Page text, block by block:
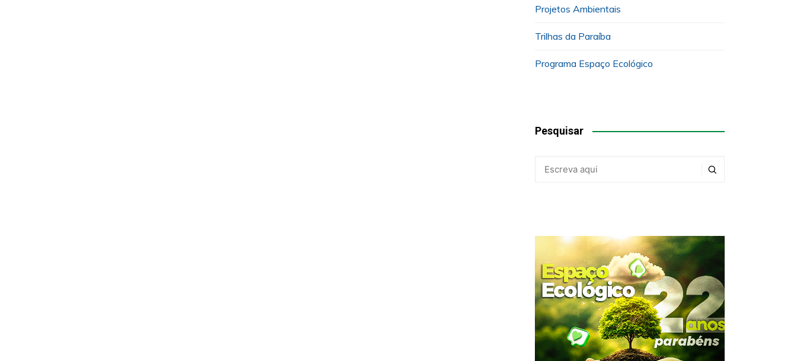
Projetos Ambientais
Trilhas da Paraíba
Programa Espaço Ecológico
Pesquisar